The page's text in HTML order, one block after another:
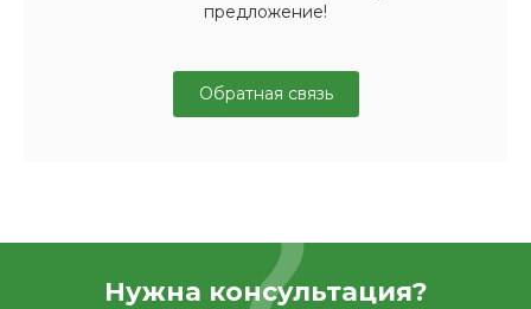
предложение!
Обратная связь
Нужна консультация?